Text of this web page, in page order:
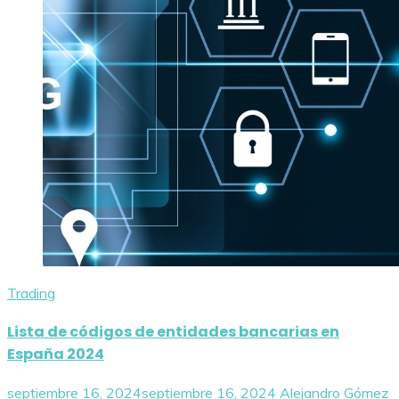
Trading
Lista de códigos de entidades bancarias en
España 2024
septiembre 16, 2024septiembre 16, 2024 Alejandro Gómez